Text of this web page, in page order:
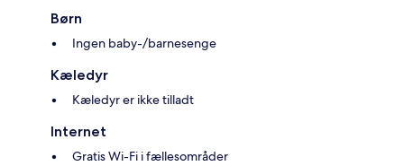
Børn
Ingen baby-/barnesenge
Kæledyr
Kæledyr er ikke tilladt
Internet
Gratis Wi-Fi i fællesområder